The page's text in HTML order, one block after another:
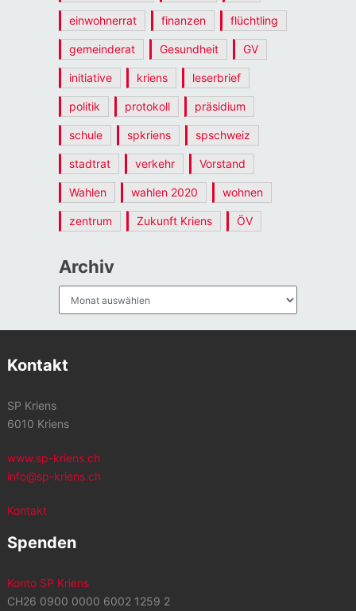
einwohnerrat finanzen flüchtling
gemeinderat Gesundheit GV
initiative kriens leserbrief
politik protokoll präsidium
schule spkriens spschweiz
stadtrat verkehr Vorstand
Wahlen wahlen 2020 wohnen
zentrum Zukunft Kriens ÖV
Archiv
Kontakt
SP Kriens
6010 Kriens
www.sp-kriens.ch
info@sp-kriens.ch
Kontakt
Spenden
Konto SP Kriens
CH26 0900 0000 6002 1259 2